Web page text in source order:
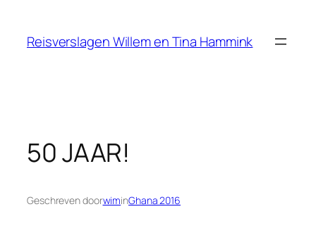
Reisverslagen Willem en Tina Hammink
50 JAAR!
Geschreven doorwiminGhana 2016